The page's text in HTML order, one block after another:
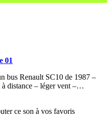
01
bus Renault SC10 de 1987 –
à distance – léger vent –…